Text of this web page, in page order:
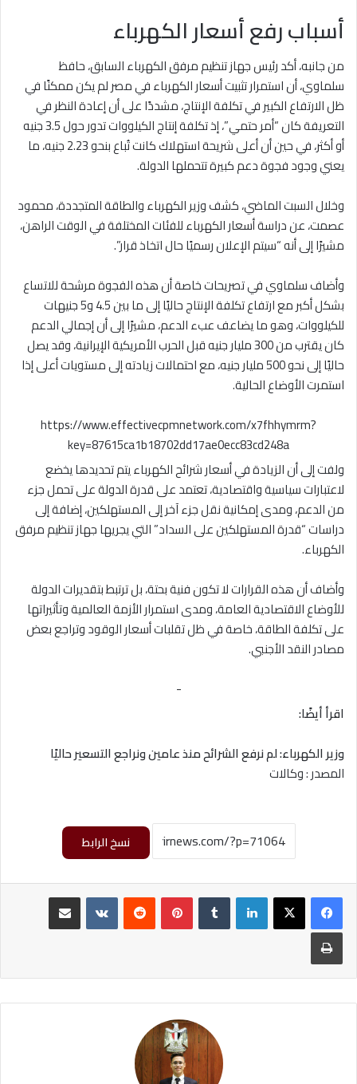
أسباب رفع أسعار الكهرباء
من جانبه، أكد رئيس جهاز تنظيم مرفق الكهرباء السابق، حافظ
سلماوي، أن استمرار تثبيت أسعار الكهرباء في مصر لم يكن ممكنًا في
ظل الارتفاع الكبير في تكلفة الإنتاج، مشددًا على أن إعادة النظر في
التعريفة كان “أمر حتمي”، إذ تكلفة إنتاج الكيلووات تدور حول 3.5 جنيه
أو أكثر، في حين أن أعلى شريحة استهلاك كانت تُباع بنحو 2.23 جنيه، ما
يعني وجود فجوة دعم كبيرة تتحملها الدولة.
وخلال السبت الماضي، كشف وزير الكهرباء والطاقة المتجددة، محمود
عصمت، عن دراسة أسعار الكهرباء للفئات المختلفة في الوقت الراهن،
مشيرًا إلى أنه “سيتم الإعلان رسميًا حال اتخاذ قرار”.
وأضاف سلماوي في تصريحات خاصة أن هذه الفجوة مرشحة للاتساع
بشكل أكبر مع ارتفاع تكلفة الإنتاج حاليًا إلى ما بين 4.5 و5 جنيهات
للكيلووات، وهو ما يضاعف عبء الدعم، مشيرًا إلى أن إجمالي الدعم
كان يقترب من 300 مليار جنيه قبل الحرب الأمريكية الإيرانية، وقد يصل
حاليًا إلى نحو 500 مليار جنيه، مع احتمالات زيادته إلى مستويات أعلى إذا
استمرت الأوضاع الحالية.
https://www.effectivecpmnetwork.com/x7fhhymrm?
key=87615ca1b18702dd17ae0ecc83cd248a
ولفت إلى أن الزيادة في أسعار شرائح الكهرباء يتم تحديدها يخضع
لاعتبارات سياسية واقتصادية، تعتمد على قدرة الدولة على تحمل جزء
من الدعم، ومدى إمكانية نقل جزء آخر إلى المستهلكين، إضافة إلى
دراسات “قدرة المستهلكين على السداد” التي يجريها جهاز تنظيم مرفق
الكهرباء.
وأضاف أن هذه القرارات لا تكون فنية بحتة، بل ترتبط بتقديرات الدولة
للأوضاع الاقتصادية العامة، ومدى استمرار الأزمة العالمية وتأثيراتها
على تكلفة الطاقة، خاصة في ظل تقلبات أسعار الوقود وتراجع بعض
مصادر النقد الأجنبي.
-
اقرأ أيضًا:
وزير الكهرباء: لم نرفع الشرائح منذ عامين ونراجع التسعير حاليًا
المصدر : وكالات
نسخ الرابط
لينكدإن بينتيريست
طباعة